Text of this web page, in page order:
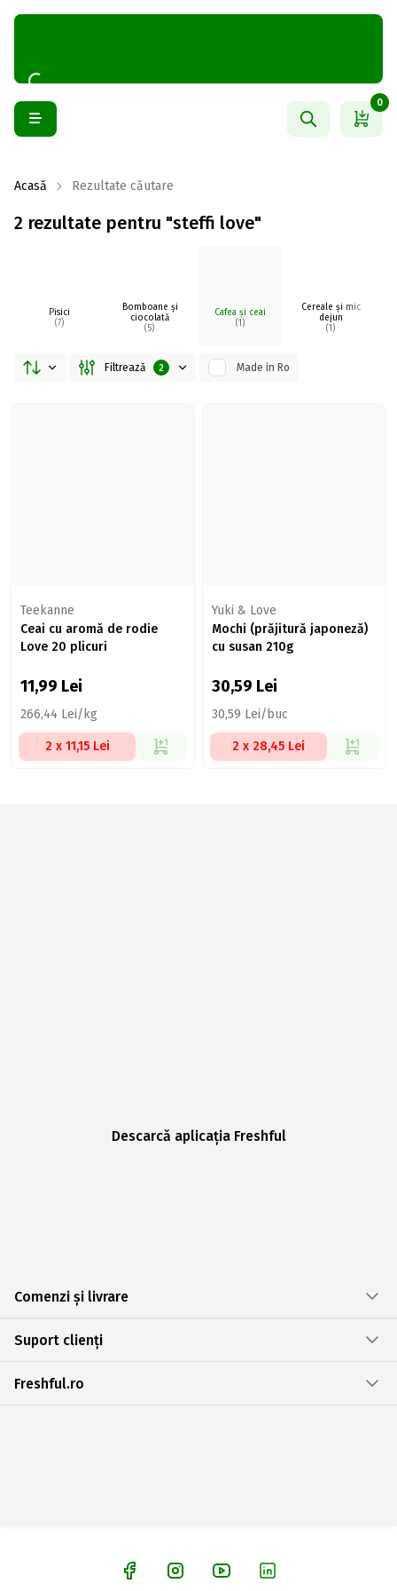
0
Acasă Rezultate căutare
2 rezultate pentru "steffi love"
Pisici
(7)
Bomboane și
ciocolată
(5)
Cafea și ceai
(1)
Cereale și mic
dejun
(1)
Filtrează 2 Made in Ro
Teekanne
Ceai cu aromă de rodie
Love 20 plicuri
11,99 Lei
266,44 Lei/kg
2 x 11,15 Lei
Yuki & Love
Mochi (prăjitură japoneză)
cu susan 210g
30,59 Lei
30,59 Lei/buc
2 x 28,45 Lei
Descarcă aplicația Freshful
Comenzi și livrare
Suport clienți
Freshful.ro